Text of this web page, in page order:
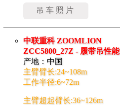
吊车照片
中联重科 ZOOMLION
ZCC5800_27Z - 履带吊性能
产地：中国
主臂臂长:24~108m
工作半径:6~72m
主臂超起臂长:36~126m